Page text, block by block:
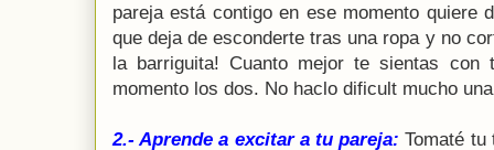
pareja está contigo en ese momento quiere
que deja de esconderte tras una ropa y no
la barriguita! Cuanto mejor te sientas con
momento los dos. No haclo dificult mucho
2.- Aprende a excitar a tu pareja: Tomaté tu